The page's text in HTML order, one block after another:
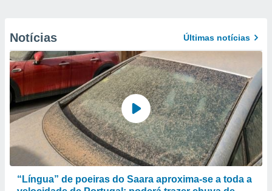
Notícias Últimas notícias
“Língua” de poeiras do Saara aproxima-se a toda a